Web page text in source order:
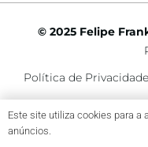
© 2025 Felipe
Política de Privacidade
Este site utiliza cookies para a
anúncios.